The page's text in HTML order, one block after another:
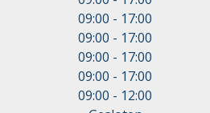
09:00 - 17:00
09:00 - 17:00
09:00 - 17:00
09:00 - 17:00
09:00 - 12:00